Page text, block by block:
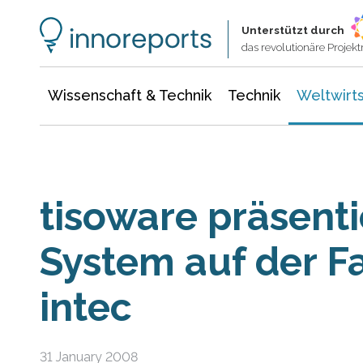
Unterstützt durch
das revolutionäre
Wissenschaft & Technik Technik
tisoware
System auf der
intec
31 January 2008